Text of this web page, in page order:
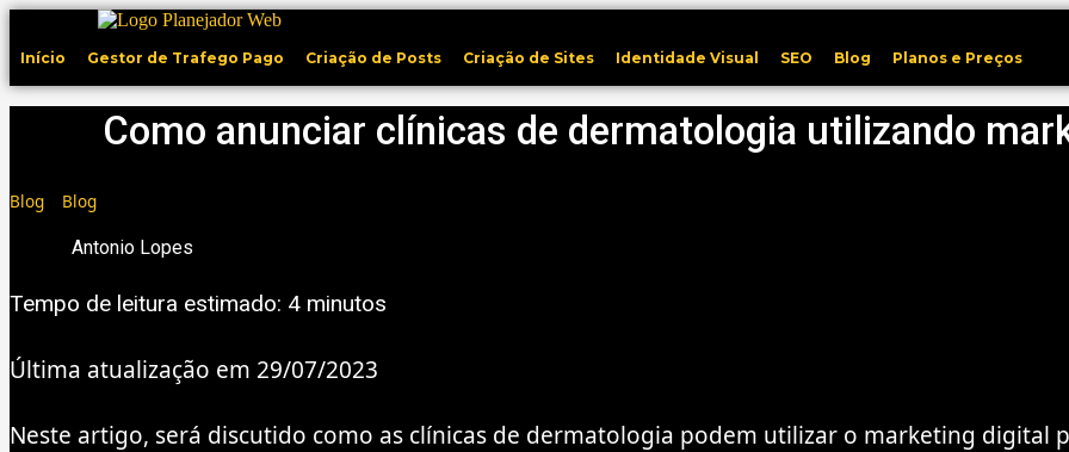
conteúdo
Início Gestor de Trafego Pago Criação de Posts Criação de Sites Identidade Visual SEO Blog Planos e Preços
Como anunciar clínicas de dermatologia utilizando
Blog Blog
Antonio Lopes
Tempo de leitura estimado: 4 minutos
Última atualização em 29/07/2023
Neste artigo, será discutido como as clínicas de dermatologia podem utilizar o marketing digital